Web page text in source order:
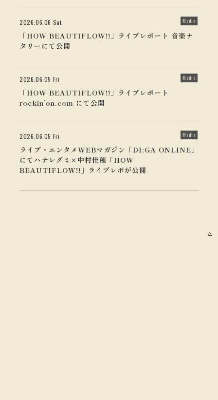
2026.06.06 Sat Media
「HOW BEAUTIFLOW!!」ライブレポート 音楽ナ
タリーにて公開
2026.06.05 Fri Media
「HOW BEAUTIFLOW!!」ライブレポート
rockin’on.com にて公開
2026.06.05 Fri Media
ライブ・エンタメWEBマガジン「DI:GA ONLINE」
にてハナレグミ×中村佳穂「HOW
BEAUTIFLOW!!」ライブレポが公開